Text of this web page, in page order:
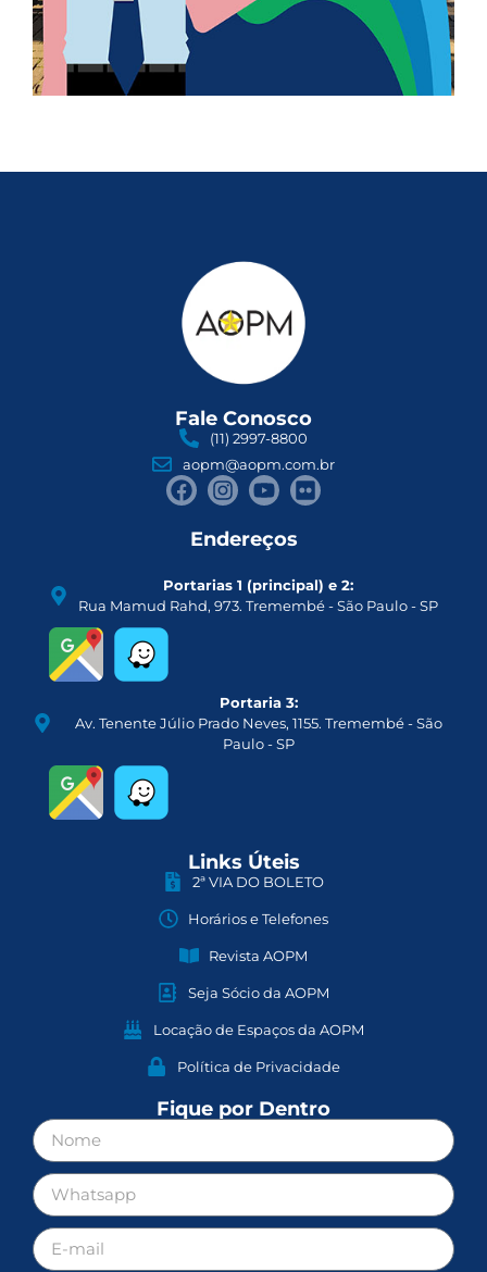
Fale Conosco
(11) 2997-8800
aopm@aopm.com.br
Endereços
Portarias 1 (principal) e 2:
Rua Mamud Rahd, 973. Tremembé - São Paulo - SP
Portaria 3:
Av. Tenente Júlio Prado Neves, 1155. Tremembé - São
Paulo - SP
Links Úteis
2ª VIA DO BOLETO
Horários e Telefones
Revista AOPM
Seja Sócio da AOPM
Locação de Espaços da AOPM
Política de Privacidade
Fique por Dentro